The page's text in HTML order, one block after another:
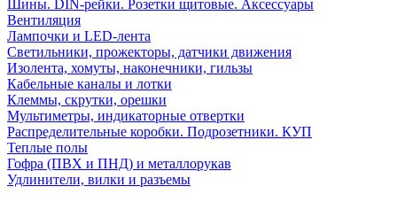
Шины. DIN-рейки. Розетки щитовые. Аксессуары
Вентиляция
Лампочки и LED-лента
Светильники, прожекторы, датчики движения
Изолента, хомуты, наконечники, гильзы
Кабельные каналы и лотки
Клеммы, скрутки, орешки
Мультиметры, индикаторные отвертки
Распределительные коробки. Подрозетники. КУП
Теплые полы
Гофра (ПВХ и ПНД) и металлорукав
Удлинители, вилки и разъемы